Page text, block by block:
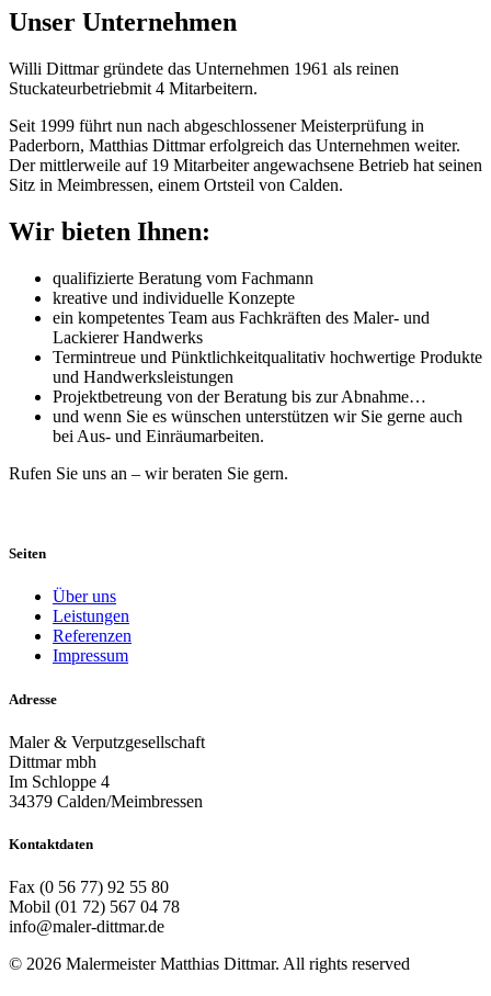
Unser Unternehmen
Willi Dittmar gründete das Unternehmen 1961 als reinen
Stuckateurbetriebmit 4 Mitarbeitern.
Seit 1999 führt nun nach abgeschlossener Meisterprüfung in
Paderborn, Matthias Dittmar erfolgreich das Unternehmen weiter.
Der mittlerweile auf 19 Mitarbeiter angewachsene Betrieb hat seinen
Sitz in Meimbressen, einem Ortsteil von Calden.
Wir bieten Ihnen:
qualifizierte Beratung vom Fachmann
kreative und individuelle Konzepte
ein kompetentes Team aus Fachkräften des Maler- und
Lackierer Handwerks
Termintreue und Pünktlichkeitqualitativ hochwertige Produkte
und Handwerksleistungen
Projektbetreung von der Beratung bis zur Abnahme…
und wenn Sie es wünschen unterstützen wir Sie gerne auch
bei Aus- und Einräumarbeiten.
Rufen Sie uns an – wir beraten Sie gern.
Seiten
Über uns
Leistungen
Referenzen
Impressum
Adresse
Maler & Verputzgesellschaft
Dittmar mbh
Im Schloppe 4
34379 Calden/Meimbressen
Kontaktdaten
Fax (0 56 77) 92 55 80
Mobil (01 72) 567 04 78
info@maler-dittmar.de
© 2026 Malermeister Matthias Dittmar. All rights reserved